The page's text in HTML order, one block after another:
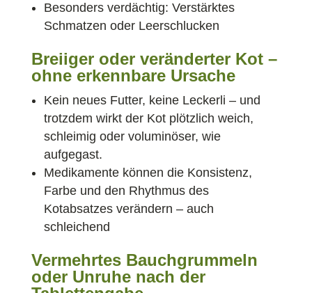
Besonders verdächtig: Verstärktes
Schmatzen oder Leerschlucken
Breiiger oder veränderter Kot –
ohne erkennbare Ursache
Kein neues Futter, keine Leckerli – und
trotzdem wirkt der Kot plötzlich weich,
schleimig oder voluminöser, wie
aufgegast.
Medikamente können die Konsistenz,
Farbe und den Rhythmus des
Kotabsatzes verändern – auch
schleichend
Vermehrtes Bauchgrummeln
oder Unruhe nach der